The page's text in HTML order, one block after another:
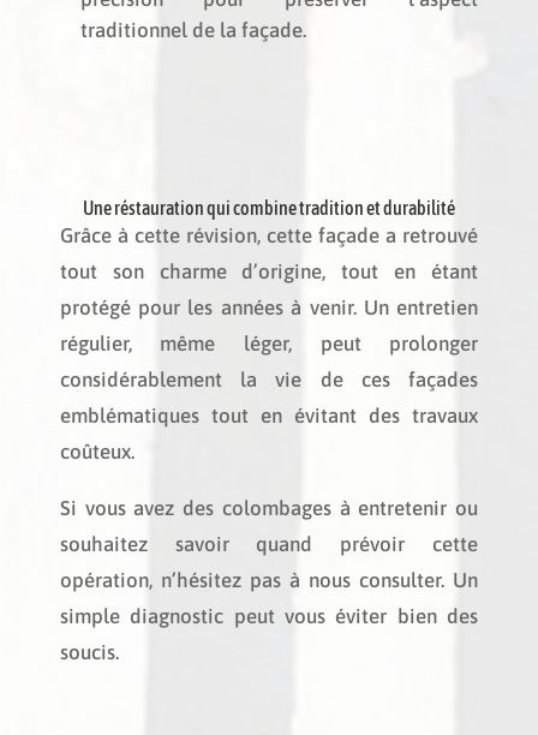
traditionnel de la façade.
Une réstauration qui combine tradition et durabilité
Grâce à cette révision, cette façade a retrouvé
tout son charme d’origine, tout en étant
protégé pour les années à venir. Un entretien
régulier, même léger, peut prolonger
considérablement la vie de ces façades
emblématiques tout en évitant des travaux
coûteux.
Si vous avez des colombages à entretenir ou
souhaitez savoir quand prévoir cette
opération, n’hésitez pas à nous consulter. Un
simple diagnostic peut vous éviter bien des
soucis.